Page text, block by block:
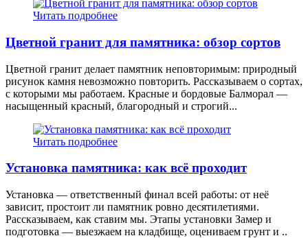
Читать подробнее
Цветной гранит для памятника: обзор сортов
Цветной гранит делает памятник неповторимым: природный
рисунок камня невозможно повторить. Рассказываем о сортах,
с которыми мы работаем. Красные и бордовые Балморал —
насыщенный красный, благородный и строгий...
Читать подробнее
Установка памятника: как всё проходит
Установка — ответственный финал всей работы: от неё
зависит, простоит ли памятник ровно десятилетиями.
Рассказываем, как ставим мы. Этапы установки Замер и
подготовка — выезжаем на кладбище, оцениваем грунт и ..